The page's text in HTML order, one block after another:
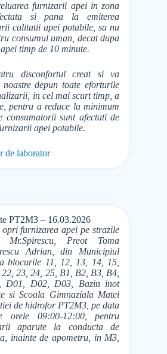
furnizarii apei in zona
si pana la emiterea
calitatii apei potabile, sa nu
consumul uman, decat dupa
timp de 10 minute.
disconfortul creat si va
depun toate eforturile
in cel mai scurt timp, a
pentru a reduce la minimum
sunt afectati de
apei potabile.
de laborator
PT2M3 – 16.03.2026
furnizarea apei pe strazile
Mr.Spirescu, Preot Toma
Adrian, din Municipiul
blocurile 11, 12, 13, 14, 15,
23, 24, 25, B1, B2, B3, B4,
D01, D02, D03, Bazin inot
si Scoala Gimnaziala Matei
de hidrofor PT2M3, pe data
orele 09:00-12:00, pentru
aparute la conducta de
inainte de apometru, in M3,